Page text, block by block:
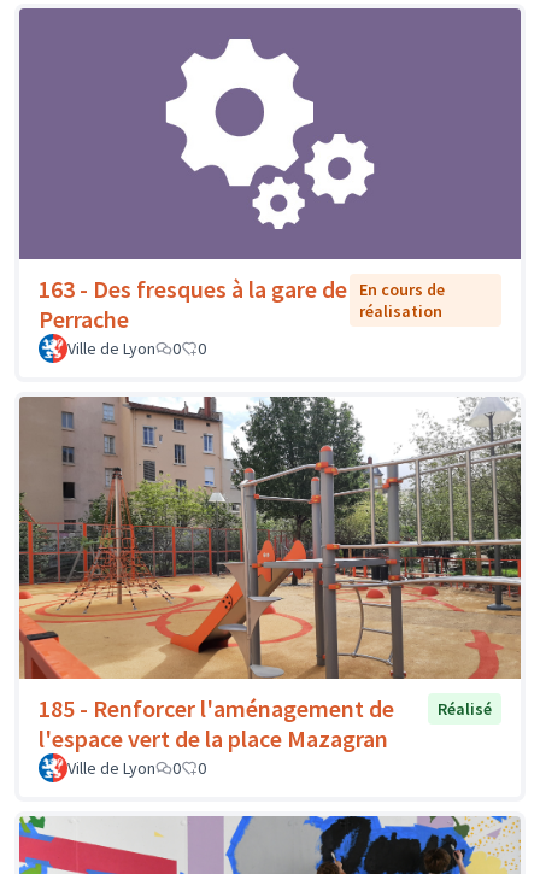
163 - Des fresques à la gare de
Perrache
En cours de
réalisation
Ville de Lyon
0 0
185 - Renforcer l'aménagement de
l'espace vert de la place Mazagran
Réalisé
Ville de Lyon 0 0